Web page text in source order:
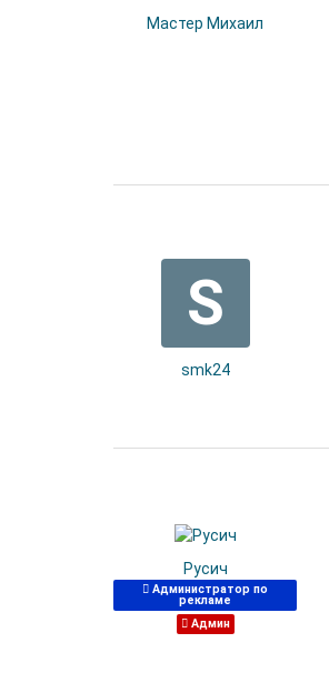
Мастер Михаил
S
smk24
Русич
Администратор по
рекламе
Админ